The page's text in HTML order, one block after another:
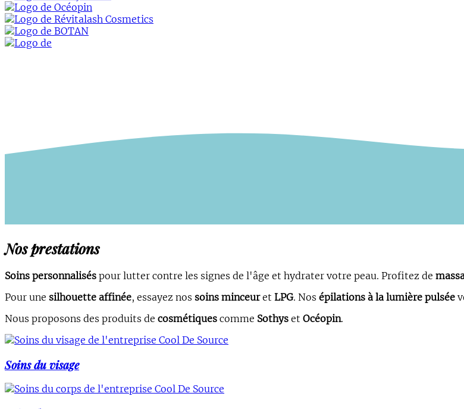
Nos prestations
Soins personnalisés pour lutter contre les signes de l'âge et hydrater votre peau. Profitez de
Pour une silhouette affinée, essayez nos soins minceuret LPG. Nos épilations à la lumière pulsée
Nous proposons des produits de cosmétiques comme Sothys et Océopin.
Soins du visage